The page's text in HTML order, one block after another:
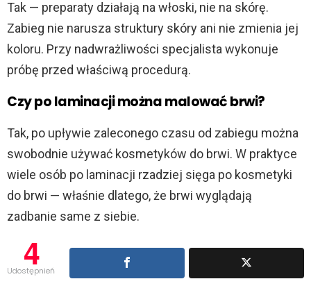
Tak — preparaty działają na włoski, nie na skórę.
Zabieg nie narusza struktury skóry ani nie zmienia jej
koloru. Przy nadwrażliwości specjalista wykonuje
próbę przed właściwą procedurą.
Czy po laminacji można malować brwi?
Tak, po upływie zaleconego czasu od zabiegu można
swobodnie używać kosmetyków do brwi. W praktyce
wiele osób po laminacji rzadziej sięga po kosmetyki
do brwi — właśnie dlatego, że brwi wyglądają
zadbanie same z siebie.
4
Udostępnień